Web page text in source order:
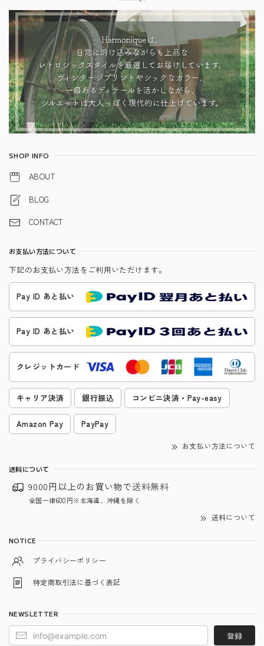
SHOP INFO
ABOUT
BLOG
CONTACT
お支払い方法について
下記のお支払い方法をご利用いただけます。
Pay ID あと払い
Pay ID あと払い
クレジットカード
キャリア決済 銀行振込 コンビニ決済・Pay-easy
Amazon Pay PayPay
お支払い方法について
送料について
9000円以上のお買い物で送料無料
全国一律600円※北海道、沖縄を除く
送料について
NOTICE
プライバシーポリシー
特定商取引法に基づく表記
NEWSLETTER
登録